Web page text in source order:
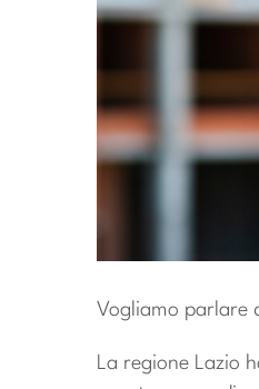
Vogliamo parlare
La regione Lazio